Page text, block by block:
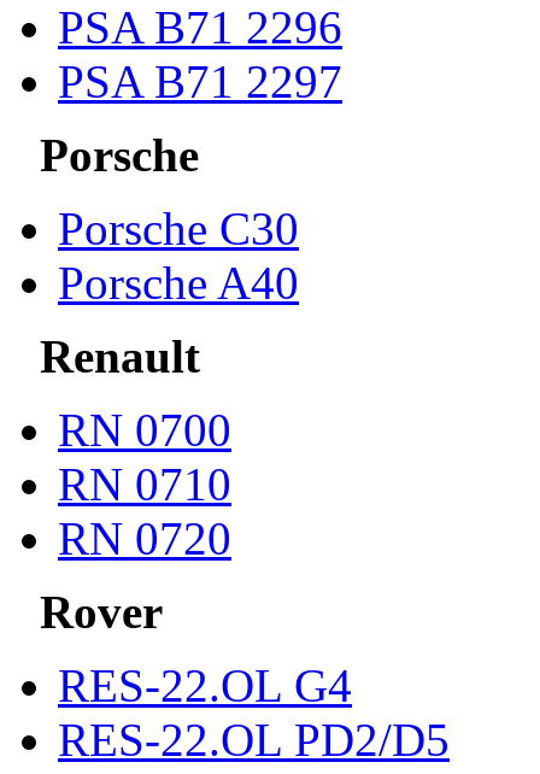
PSA B71 2296
PSA B71 2297
Porsche
Porsche С30
Porsche A40
Renault
RN 0700
RN 0710
RN 0720
Rover
RES-22.OL G4
RES-22.OL PD2/D5